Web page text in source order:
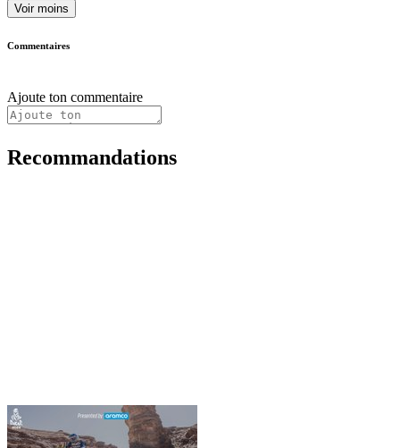
Voir moins
Commentaires
Ajoute ton commentaire
Recommandations